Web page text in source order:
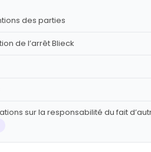
des parties
de l’arrêt Blieck
sur la responsabilité du fait